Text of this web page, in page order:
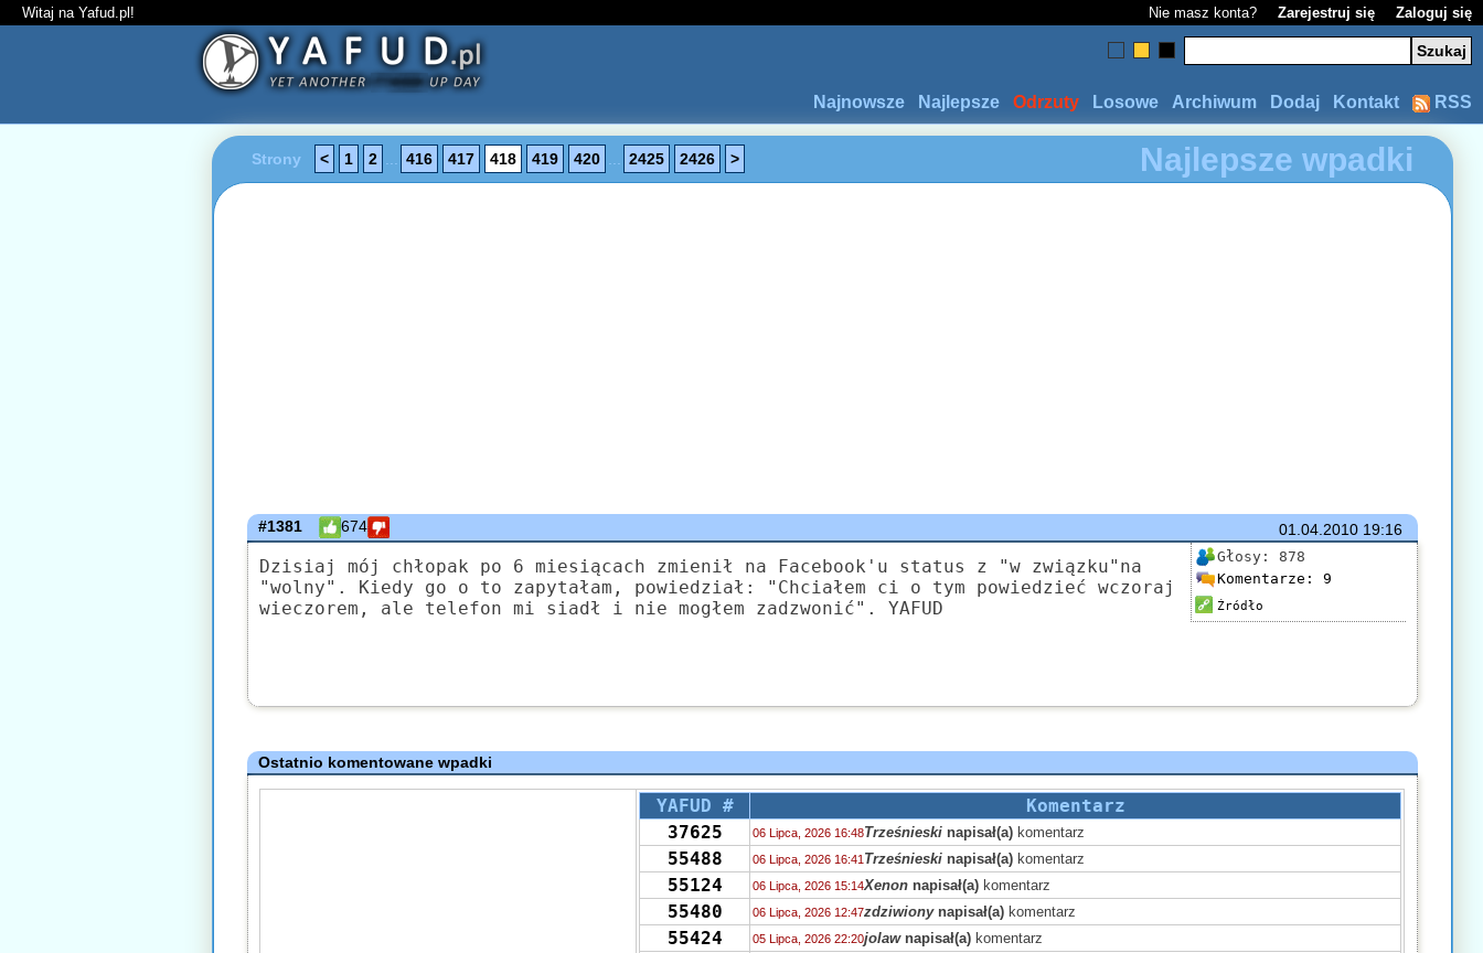
Witaj na Yafud.pl! Nie masz konta? Zarejestruj się Zaloguj się
RSS
Kontakt
Dodaj
Archiwum
Losowe
Odrzuty
Najlepsze
Najnowsze
Najlepsze wpadki
Strony < 1 2 416 417 418 419 420 2425 2426 >
01.04.201019:16
#1381 674
Głosy: 878
Komentarze: 9
Źródło
Dzisiaj mój chłopak po 6 miesiącach zmienił na Facebook'u status z "w związku"na
"wolny". Kiedy go o to zapytałam, powiedział: "Chciałem ci o tym powiedzieć wczoraj
wieczorem, ale telefon mi siadł i nie mogłem zadzwonić". YAFUD
Ostatnio komentowane wpadki
YAFUD #
Komentarz
37625
06 Lipca, 2026 16:48Trześnieski napisał(a) komentarz
55488 06 Lipca, 2026 16:41 Trześnieski napisał(a) komentarz
55124 06 Lipca, 2026 15:14Xenon napisał(a) komentarz
55480 06 Lipca, 2026 12:47zdziwionynapisał(a) komentarz
55424 05 Lipca, 2026 22:20jolawnapisał(a) komentarz